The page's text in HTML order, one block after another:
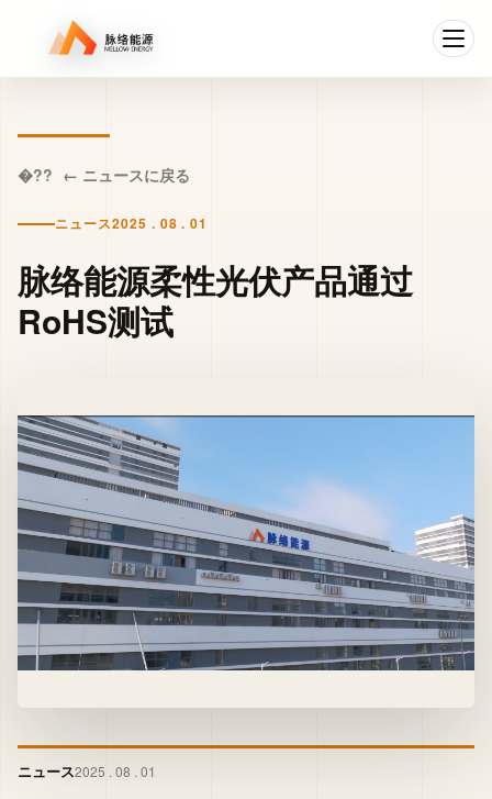
← ニュースに戻る
ニュース2025 . 08 . 01
脉络能源柔性光伏产品通过
RoHS测试
ニュース2025 . 08 . 01